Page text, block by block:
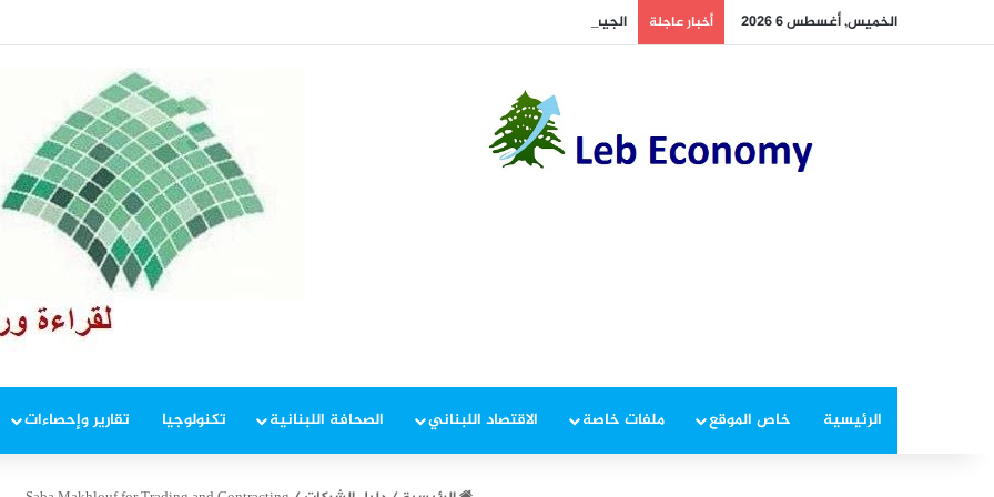
الخميس, أغسطس 6 2026 أخبار عاجلة الجيش يوقف مطلوبين في إطار ملاحقة المخلين بالأمن
الرئيسية خاص الموقع ملفات خاصة الاقتصاد اللبناني الصحافة اللبنانية تكنولوجيا تقارير وإحصاءات